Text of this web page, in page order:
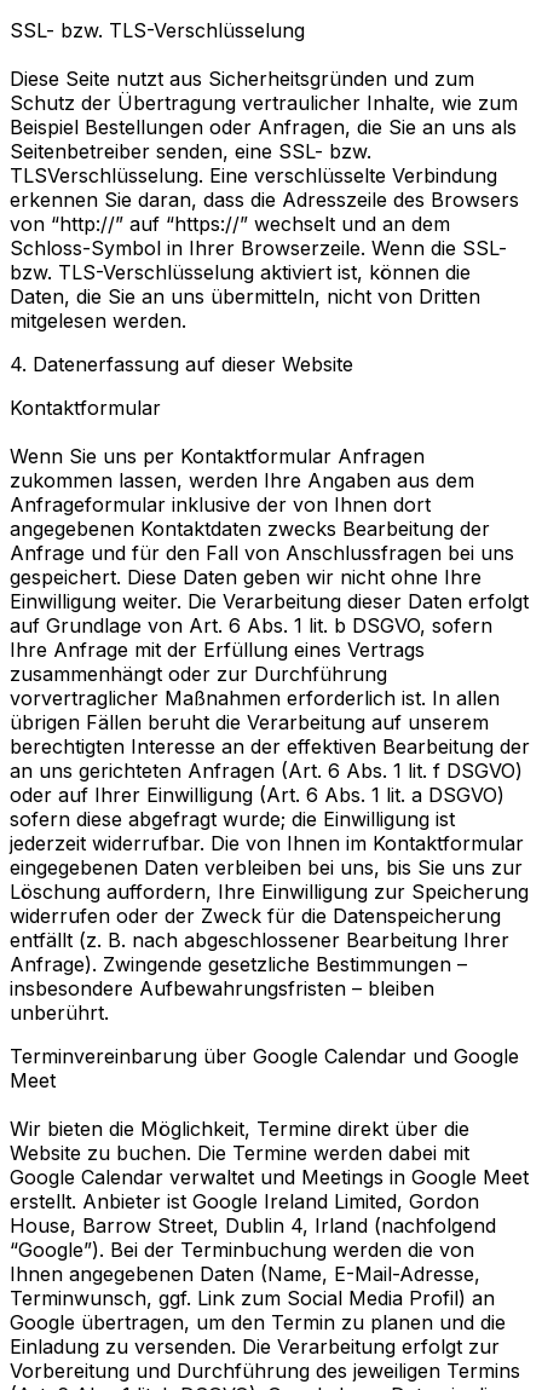
SSL- bzw. TLS-Verschlüsselung
Diese Seite nutzt aus Sicherheitsgründen und zum
Schutz der Übertragung vertraulicher Inhalte, wie zum
Beispiel Bestellungen oder Anfragen, die Sie an uns als
Seitenbetreiber senden, eine SSL- bzw.
TLSVerschlüsselung. Eine verschlüsselte Verbindung
erkennen Sie daran, dass die Adresszeile des Browsers
von “http://” auf “https://” wechselt und an dem
Schloss-Symbol in Ihrer Browserzeile. Wenn die SSL-
bzw. TLS-Verschlüsselung aktiviert ist, können die
Daten, die Sie an uns übermitteln, nicht von Dritten
mitgelesen werden.
4. Datenerfassung auf dieser Website
Kontaktformular
Wenn Sie uns per Kontaktformular Anfragen
zukommen lassen, werden Ihre Angaben aus dem
Anfrageformular inklusive der von Ihnen dort
angegebenen Kontaktdaten zwecks Bearbeitung der
Anfrage und für den Fall von Anschlussfragen bei uns
gespeichert. Diese Daten geben wir nicht ohne Ihre
Einwilligung weiter. Die Verarbeitung dieser Daten erfolgt
auf Grundlage von Art. 6 Abs. 1 lit. b DSGVO, sofern
Ihre Anfrage mit der Erfüllung eines Vertrags
zusammenhängt oder zur Durchführung
vorvertraglicher Maßnahmen erforderlich ist. In allen
übrigen Fällen beruht die Verarbeitung auf unserem
berechtigten Interesse an der effektiven Bearbeitung der
an uns gerichteten Anfragen (Art. 6 Abs. 1 lit. f DSGVO)
oder auf Ihrer Einwilligung (Art. 6 Abs. 1 lit. a DSGVO)
sofern diese abgefragt wurde; die Einwilligung ist
jederzeit widerrufbar. Die von Ihnen im Kontaktformular
eingegebenen Daten verbleiben bei uns, bis Sie uns zur
Löschung auffordern, Ihre Einwilligung zur Speicherung
widerrufen oder der Zweck für die Datenspeicherung
entfällt (z. B. nach abgeschlossener Bearbeitung Ihrer
Anfrage). Zwingende gesetzliche Bestimmungen –
insbesondere Aufbewahrungsfristen – bleiben
unberührt.
Terminvereinbarung über Google Calendar und Google
Meet
Wir bieten die Möglichkeit, Termine direkt über die
Website zu buchen. Die Termine werden dabei mit
Google Calendar verwaltet und Meetings in Google Meet
erstellt. Anbieter ist Google Ireland Limited, Gordon
House, Barrow Street, Dublin 4, Irland (nachfolgend
“Google”). Bei der Terminbuchung werden die von
Ihnen angegebenen Daten (Name, E-Mail-Adresse,
Terminwunsch, ggf. Link zum Social Media Profil) an
Google übertragen, um den Termin zu planen und die
Einladung zu versenden. Die Verarbeitung erfolgt zur
Vorbereitung und Durchführung des jeweiligen Termins